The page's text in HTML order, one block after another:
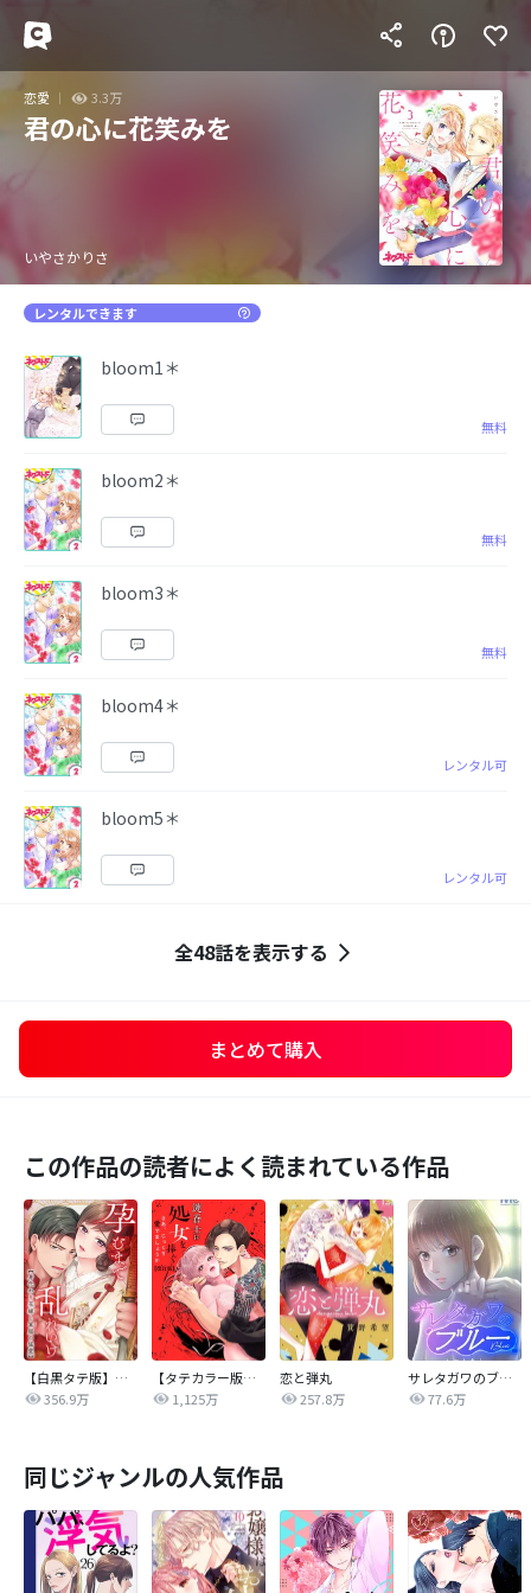
恋愛 3.3万
君の心に花笑みを
いやさかりさ
レンタルできます
bloom1＊
無料
bloom2＊
無料
bloom3＊
無料
bloom4＊
レンタル可
bloom5＊
レンタル可
全48話を表示する
まとめて購入
この作品の読者によく読まれている作品
【白黒タテ版】孕むまで乱れいけ～身代わり花嫁と軍服の猛愛
356.9万
【タテカラー版】漣蒼士に処女を捧ぐ～さあ、じっくり愛でましょうか
1,125万
恋と弾丸
257.8万
サレタガワのブルー【タテヨミ】
77.6万
同じジャンルの人気作品